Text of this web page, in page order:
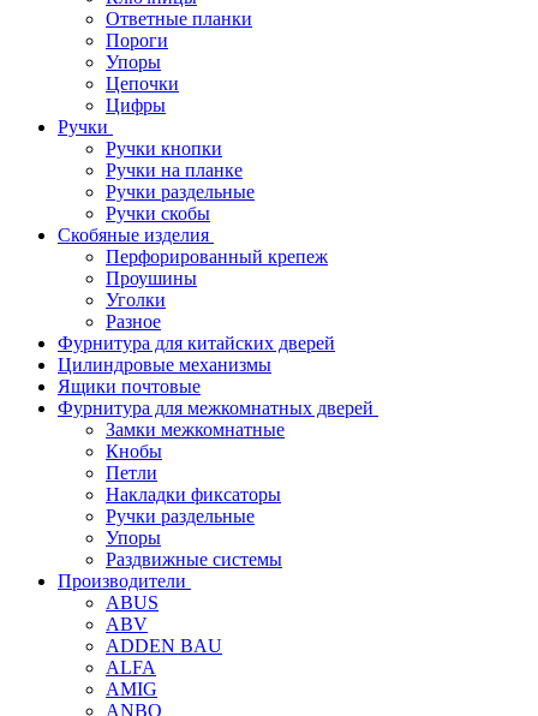
Ответные планки
Пороги
Упоры
Цепочки
Цифры
Ручки
Ручки кнопки
Ручки на планке
Ручки раздельные
Ручки скобы
Скобяные изделия
Перфорированный крепеж
Проушины
Уголки
Разное
Фурнитура для китайских дверей
Цилиндровые механизмы
Ящики почтовые
Фурнитура для межкомнатных дверей
Замки межкомнатные
Кнобы
Петли
Накладки фиксаторы
Ручки раздельные
Упоры
Раздвижные системы
Производители
ABUS
ABV
ADDEN BAU
ALFA
AMIG
ANBO